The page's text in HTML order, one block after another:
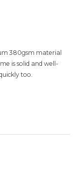
380gsm material
is solid and well-
too.